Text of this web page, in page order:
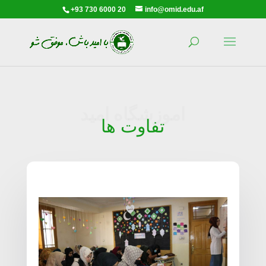
+93 730 6000 20 info@omid.edu.af
اموزشگاه امید
تفاوت ها